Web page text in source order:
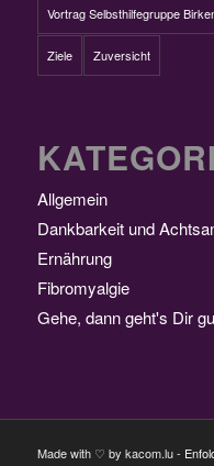
Vortrag Selbsthilfegruppe
Ziele Zuversicht
Allgemein
Dankbarkeit und
Ernährung
Fibromyalgie
Gehe, dann geht's Dir
Made with ♡ by kacom.lu -